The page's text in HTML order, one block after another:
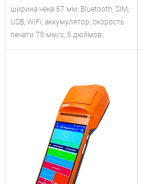
ширина чека 57 мм; Bluetooth; SIM;
USB; WiFi; аккумулятор; скорость
печати 75 мм/с; 5 дюймов;